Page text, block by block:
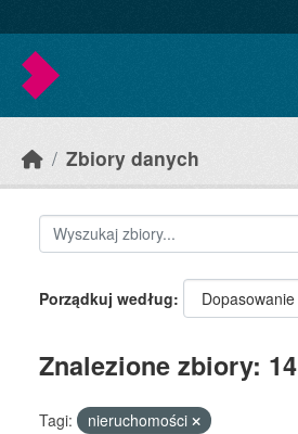
Zbiory danych
Porządkuj według
Znalezione zbiory: 14
Tagi:
nieruchomości